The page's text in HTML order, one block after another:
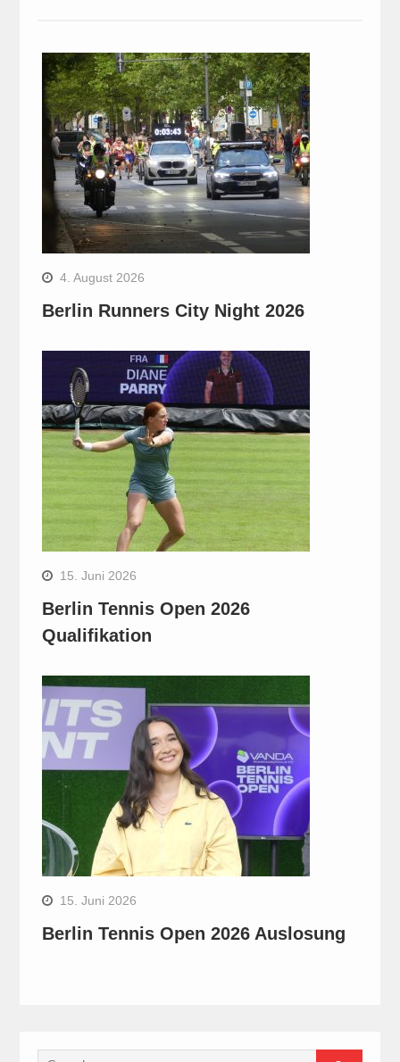
4. August 2026
Berlin Runners City Night 2026
15. Juni 2026
Berlin Tennis Open 2026
Qualifikation
15. Juni 2026
Berlin Tennis Open 2026 Auslosung
Search